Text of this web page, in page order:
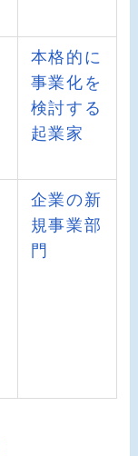
本格的に
事業化を
検討する
起業家
企業の新
規事業部
門